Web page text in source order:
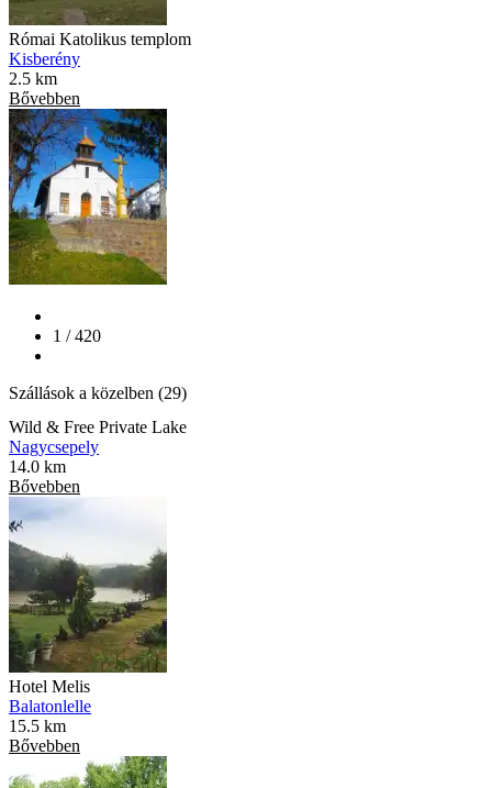
Római Katolikus templom
Kisberény
2.5 km
Bővebben
1 / 420
Szállások a közelben (29)
Wild & Free Private Lake
Nagycsepely
14.0 km
Bővebben
Hotel Melis
Balatonlelle
15.5 km
Bővebben